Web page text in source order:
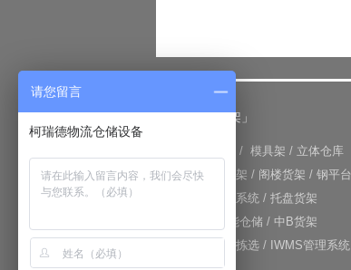
「仓储货架」
/ 模具架 / 立体仓库
+重力式货架 / 阁楼货架 / 钢平台
仓库输送系统 / 托盘货架
RFID智能仓储 / 中B货架
电子标签拣选 / IWMS管理系统
请您留言
柯瑞德物流仓储设备